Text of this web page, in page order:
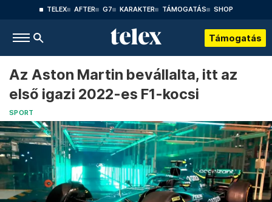
TELEX AFTER G7 KARAKTER TÁMOGATÁS SHOP
Támogatás
Az Aston Martin bevállalta, itt az
első igazi 2022-es F1-kocsi
SPORT